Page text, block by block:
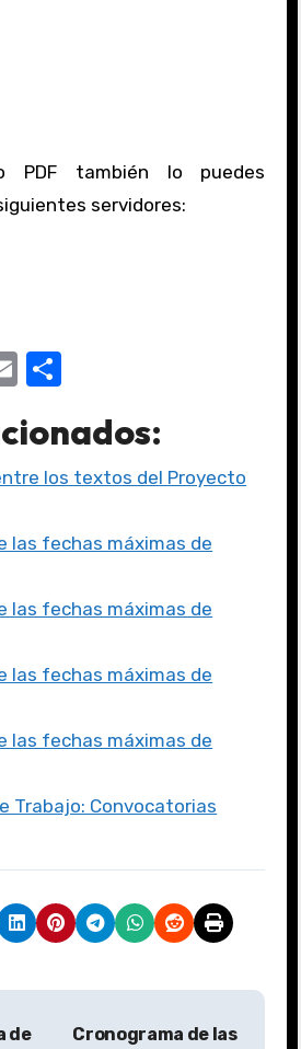
PDF también lo puedes
servidores:
E
ail
C
m
p
tir
los textos del Proyecto
las fechas máximas de
las fechas máximas de
las fechas máximas de
las fechas máximas de
Trabajo: Convocatorias
de Cronograma de las